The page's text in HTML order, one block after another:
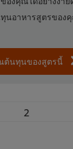
อาหารสูตรของ
ต้นทุนของสูตรนี้